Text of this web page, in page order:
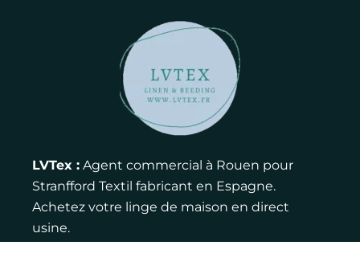
LVTex : Agent commercial à Rouen pour
Stranfford Textil fabricant en Espagne.
Achetez votre linge de maison en direct
usine.